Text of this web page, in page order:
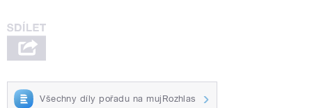
Všechny díly pořadu na mujRozhlas